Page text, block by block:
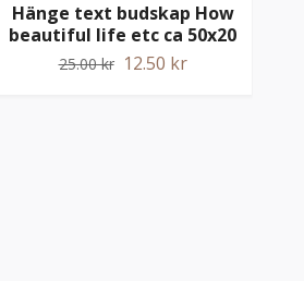
Hänge text budskap How
beautiful life etc ca 50x20
25.00 kr 12.50 kr